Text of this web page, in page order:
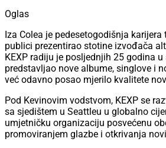
Oglas
Iza Colea je pedesetogodišnja
publici prezentirao stotine izvođača
KEXP radiju je posljednjih 25 godina
predstavljao nove albume, singlove i
već odavno posao mjerilo kvalitete
Pod Kevinovim vodstvom, KEXP se
sa sjedištem u Seattleu u globalno
umjetničku organizaciju posvećenu
promoviranjem glazbe i otkrivanja